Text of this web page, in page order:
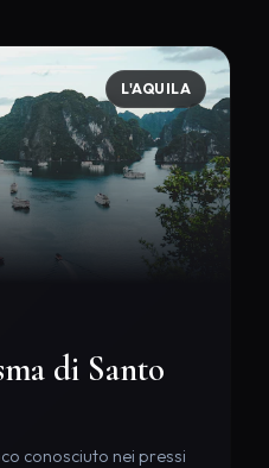
L'AQUILA
di Santo
conosciuto nei pressi